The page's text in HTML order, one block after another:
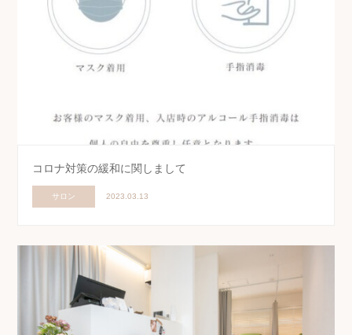
コロナ対策の緩和に関しまして
サロン 2023.03.13